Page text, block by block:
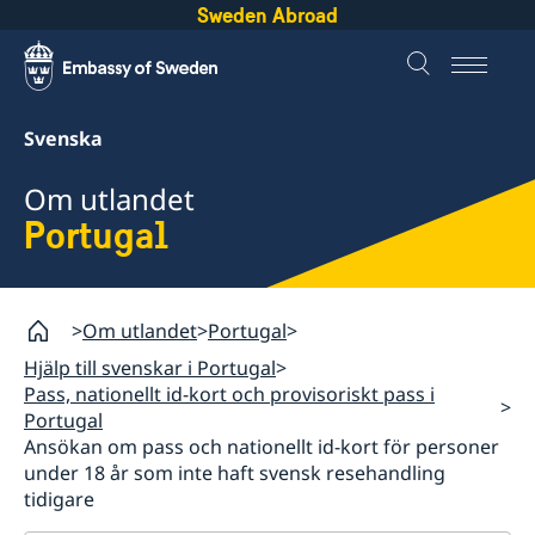
Sweden Abroad
Svenska
Om utlandet
Portugal
Om utlandet Portugal
Hjälp till svenskar i Portugal
Pass, nationellt id-kort och provisoriskt pass i
Portugal
Ansökan om pass och nationellt id-kort för personer
under 18 år som inte haft svensk resehandling
tidigare